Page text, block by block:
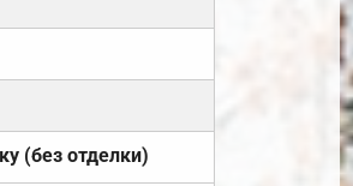
(без отделки)